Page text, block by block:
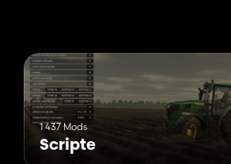
1 437 Mods
Scripte